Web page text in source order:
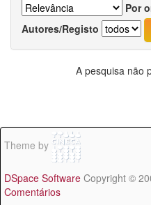
Por
Autores/Registo
A pesquisa não
Theme by
DSpace Software Copyright ©
Comentários